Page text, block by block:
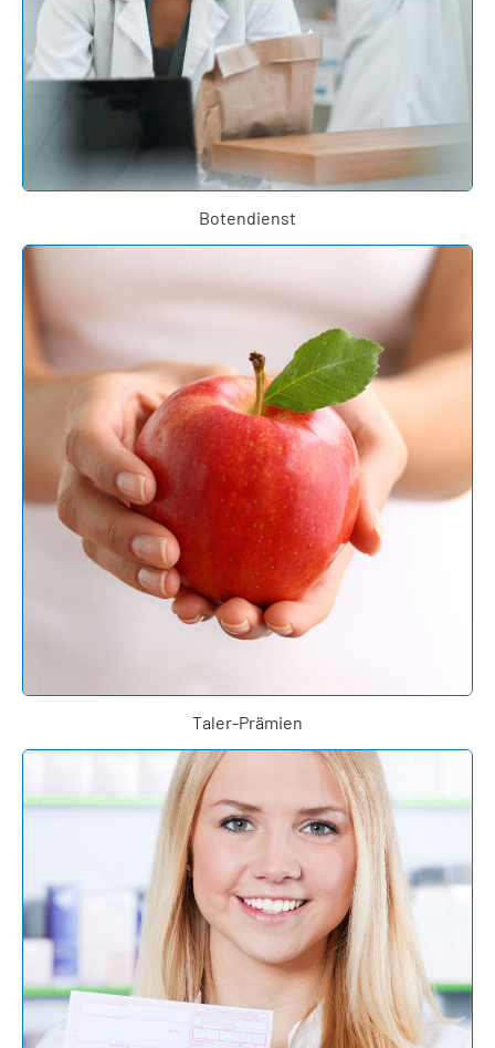
Botendienst
Taler-Prämien